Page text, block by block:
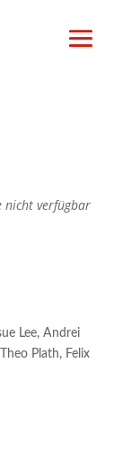
nicht verfügbar
Lee, Andrei
Plath, Felix